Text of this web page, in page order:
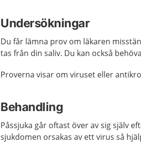
Undersökningar
Du får lämna prov om läkaren
tas från din saliv. Du kan också
Proverna visar om viruset eller
Behandling
Påssjuka går oftast över av sig själv
sjukdomen orsakas av ett virus så